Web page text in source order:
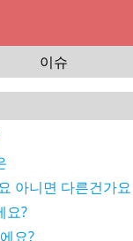
이슈
아니면 다른건가요
요?
요?